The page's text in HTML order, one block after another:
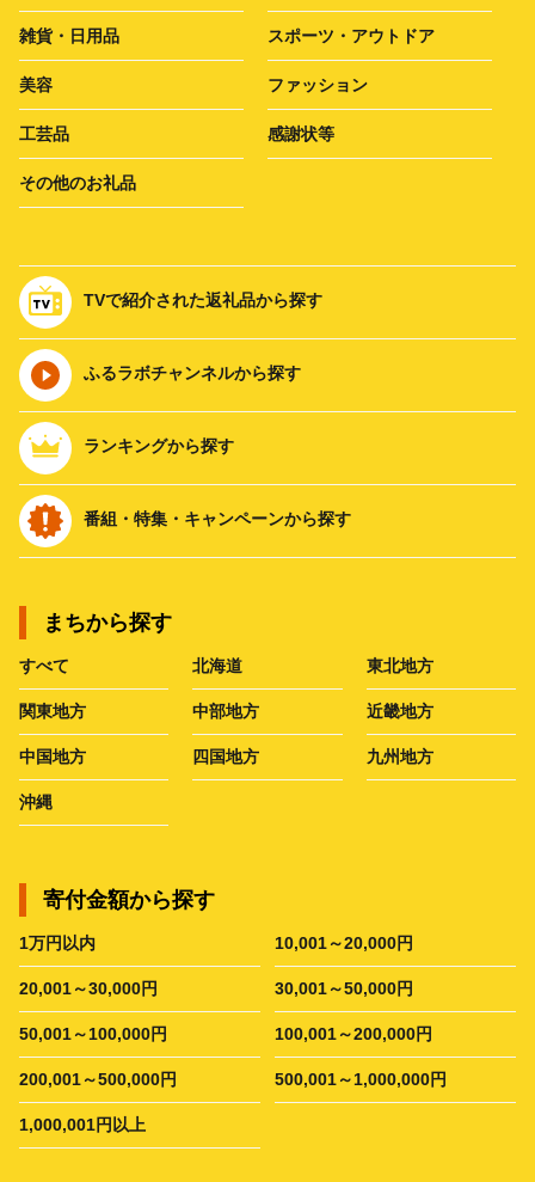
雑貨・日用品 スポーツ・アウトドア
美容 ファッション
工芸品 感謝状等
その他のお礼品
TVで紹介された返礼品から探す
ふるラボチャンネルから探す
ランキングから探す
番組・特集・キャンペーンから探す
まちから探す
すべて 北海道 東北地方
関東地方 中部地方 近畿地方
中国地方 四国地方 九州地方
沖縄
寄付金額から探す
1万円以内 10,001～20,000円
20,001～30,000円 30,001～50,000円
50,001～100,000円 100,001～200,000円
200,001～500,000円 500,001～1,000,000円
1,000,001円以上